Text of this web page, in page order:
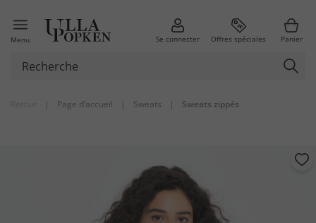
Menu Se connecter Offres spéciales Panier
| Page d’accueil | Sweats | Sweats zippés